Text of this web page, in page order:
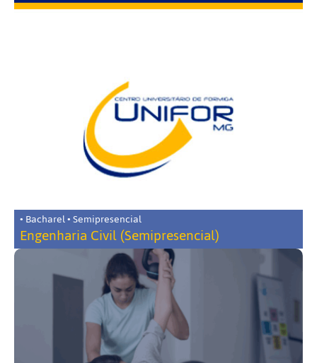
• Bacharel • Semipresencial
Engenharia Civil (Semipresencial)